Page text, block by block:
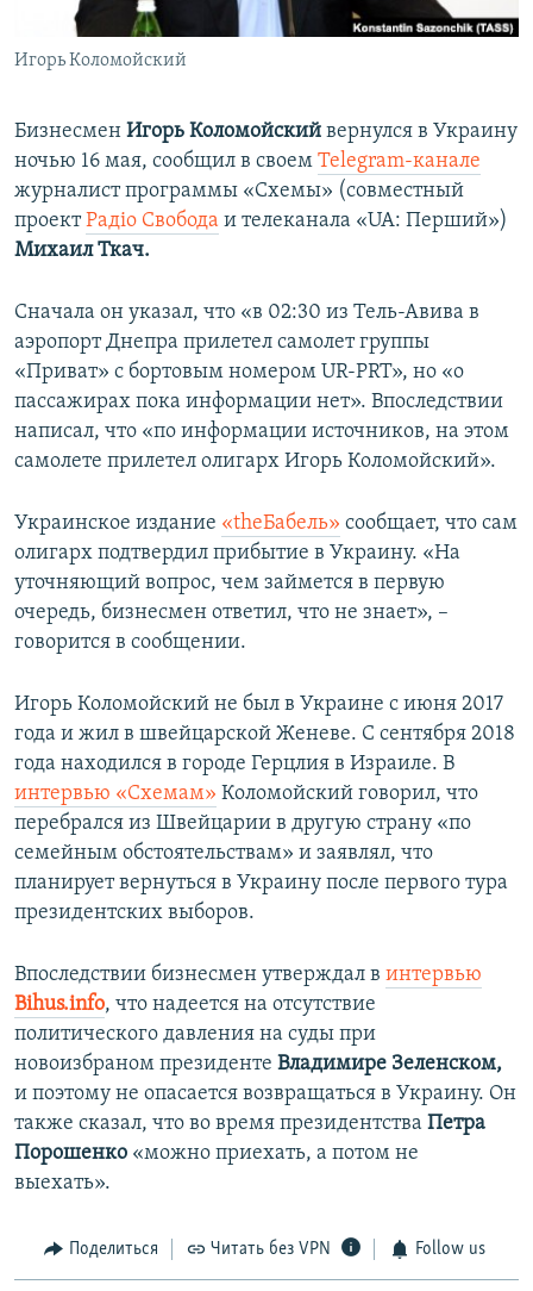
ПОБЕДИТЕЛЕЙ НЕ СУДЯТ?
КРЫМ.НЕПОКОРЕННЫЙ
УКРАИНСКАЯ ПРОБЛЕМА КРЫМА
ПРИСОЕДИНЯЙТЕСЬ!
Все сайты RFE/RL
Игорь Коломойский
Бизнесмен Игорь Коломойский вернулся в Украину
ночью 16 мая, сообщил в своем Telegram-канале
журналист программы «Схемы» (совместный
проектРадіо Свобода и телеканала «UA: Перший»)
Михаил Ткач.
Сначала он указал, что «в 02:30 из Тель-Авива в
аэропорт Днепра прилетел самолет группы
«Приват» с бортовым номером UR-PRT», но «о
пассажирах пока информации нет». Впоследствии
написал, что «по информации источников, на этом
самолете прилетел олигарх Игорь Коломойский».
Украинское издание «theБабель» сообщает, что сам
олигарх подтвердил прибытие в Украину. «На
уточняющий вопрос, чем займется в первую
очередь, бизнесмен ответил, что не знает», –
говорится в сообщении.
Игорь Коломойский не был в Украине с июня 2017
года и жил в швейцарской Женеве. С сентября 2018
года находился в городе Герцлия в Израиле. В
интервью «Схемам» Коломойский говорил, что
перебрался из Швейцарии в другую страну «по
семейным обстоятельствам» и заявлял, что
планирует вернуться в Украину после первого тура
президентских выборов.
Впоследствии бизнесмен утверждал в интервью
Bihus.info, что надеется на отсутствие
политического давления на суды при
новоизбраном президенте Владимире Зеленском,
и поэтому не опасается возвращаться в Украину. Он
также сказал, что во время президентства Петра
Порошенко «можно приехать, а потом не
выехать».
Поделиться Читать без VPN Follow us